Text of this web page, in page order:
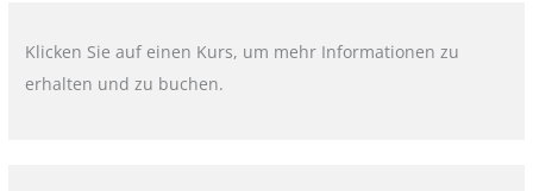
Klicken Sie auf einen Kurs, um mehr Informationen zu
erhalten und zu buchen.